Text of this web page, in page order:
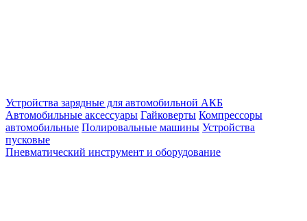
Устройства зарядные для автомобильной АКБ
Автомобильные аксессуары Гайковерты Компрессоры
автомобильные Полировальные машины Устройства
пусковые
Пневматический инструмент и оборудование